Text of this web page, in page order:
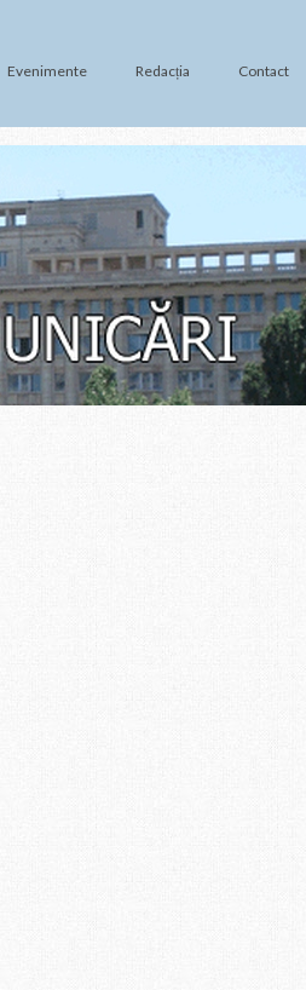
Evenimente Redacția Contact